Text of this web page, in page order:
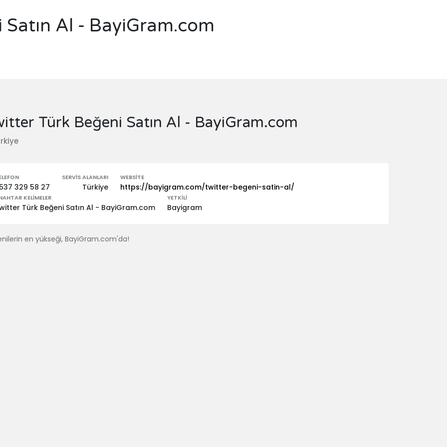
Al - BayiGram.com
Türk Beğeni Satın Al - BayiGram.com
329 58 27
SERVIS ALANLARI
Türkiye
WEBSITE
https://bayigram.com/twitter-begeni-satin-al/
KELIMELER
Türk Beğeni Satın Al - BayiGram.com
YETKILI
Bayigram
en yükseği, BayiGram.com'da!